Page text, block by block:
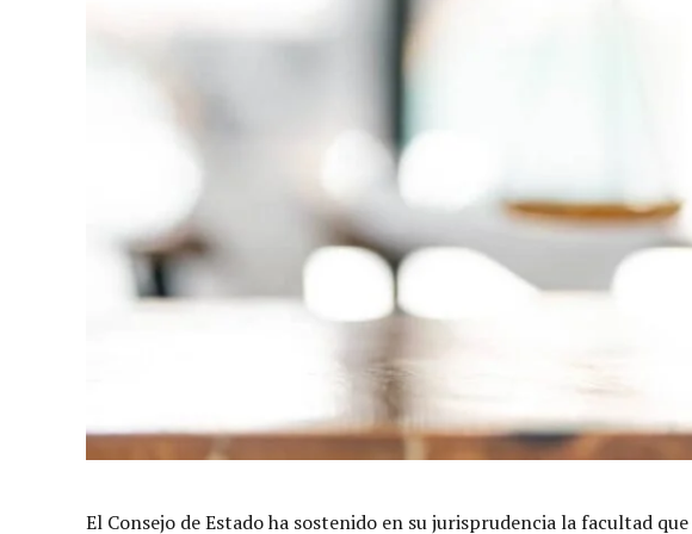
El Consejo de Estado ha sostenido en su jurisprudencia la facultad